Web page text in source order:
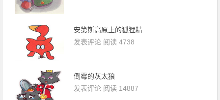
安第斯高原上的狐狸精
发表评论 阅读 4738
倒霉的灰太狼
发表评论 阅读 14887